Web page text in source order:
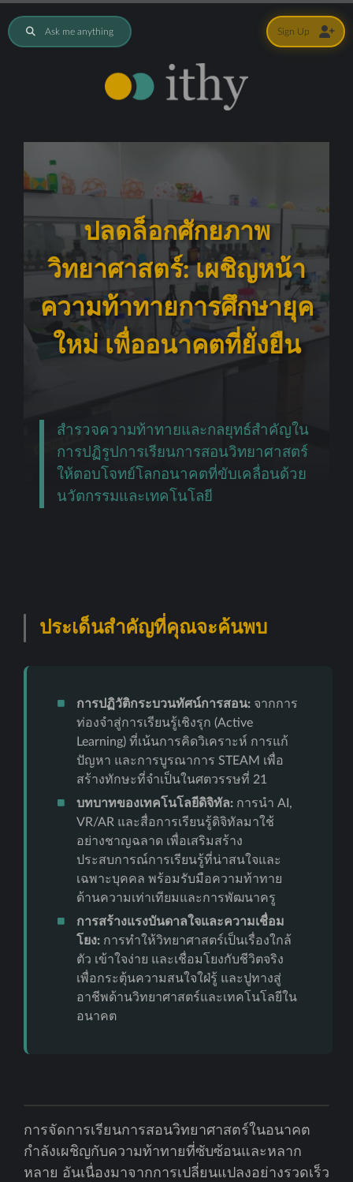
Ask me anything
ปลดล็อกศักยภาพ
วิทยาศาสตร์: เผชิญหน้า
ความท้าทายการศึกษายุค
ใหม่ เพื่ออนาคตที่ยั่งยืน
สำรวจความท้าทายและกลยุทธ์สำคัญใน
การปฏิรูปการเรียนการสอนวิทยาศาสตร์
ให้ตอบโจทย์โลกอนาคตที่ขับเคลื่อนด้วย
นวัตกรรมและเทคโนโลยี
ประเด็นสำคัญที่คุณจะค้นพบ
การปฏิวัติกระบวนทัศน์การสอน:จากการ
ท่องจำสู่การเรียนรู้เชิงรุก (Active
Learning) ที่เน้นการคิดวิเคราะห์ การแก้
ปัญหา และการบูรณาการ STEAM เพื่อ
สร้างทักษะที่จำเป็นในศตวรรษที่ 21
บทบาทของเทคโนโลยีดิจิทัล:การนำ AI,
VR/AR และสื่อการเรียนรู้ดิจิทัลมาใช้
อย่างชาญฉลาด เพื่อเสริมสร้าง
ประสบการณ์การเรียนรู้ที่น่าสนใจและ
เฉพาะบุคคล พร้อมรับมือความท้าทาย
ด้านความเท่าเทียมและการพัฒนาครู
การสร้างแรงบันดาลใจและความเชื่อม
โยง:การทำให้วิทยาศาสตร์เป็นเรื่องใกล้
ตัว เข้าใจง่าย และเชื่อมโยงกับชีวิตจริง
เพื่อกระตุ้นความสนใจใฝ่รู้ และปูทางสู่
อาชีพด้านวิทยาศาสตร์และเทคโนโลยีใน
อนาคต
การจัดการเรียนการสอนวิทยาศาสตร์ในอนาคต
กำลังเผชิญกับความท้าทายที่ซับซ้อนและหลาก
หลาย อันเนื่องมาจากการเปลี่ยนแปลงอย่างรวดเร็ว
Sign Up